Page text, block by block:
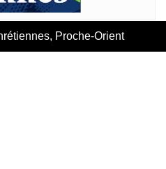
Proche-Orient